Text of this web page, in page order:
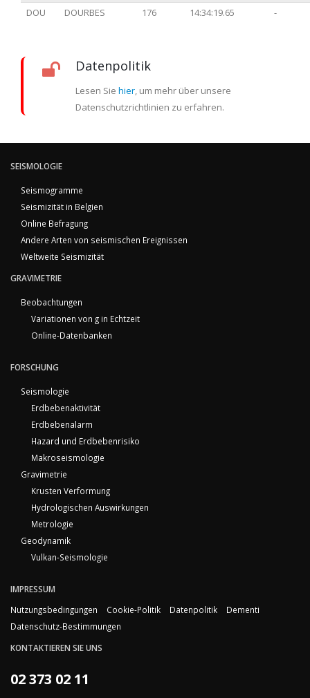
DOU
DOURBES 176 14:34:19.65 -
Datenpolitik
Lesen Sie hier, um mehr über unsere
Datenschutzrichtlinien zu erfahren.
SEISMOLOGIE
Seismogramme
Seismizität in Belgien
Online Befragung
Andere Arten von seismischen Ereignissen
Weltweite Seismizität
GRAVIMETRIE
Beobachtungen
Variationen von g in Echtzeit
Online-Datenbanken
FORSCHUNG
Seismologie
Erdbebenaktivität
Erdbebenalarm
Hazard und Erdbebenrisiko
Makroseismologie
Gravimetrie
Krusten Verformung
Hydrologischen Auswirkungen
Metrologie
Geodynamik
Vulkan-Seismologie
IMPRESSUM
Nutzungsbedingungen
Cookie-Politik Datenpolitik
Dementi
Datenschutz-Bestimmungen
KONTAKTIEREN SIE UNS
02 373 02 11